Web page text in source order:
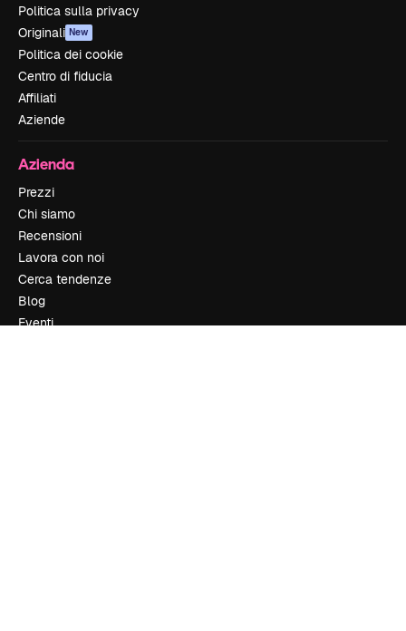
Politica sulla privacy
Originali New
Politica dei cookie
Centro di fiducia
Affiliati
Aziende
Azienda
Prezzi
Chi siamo
Recensioni
Lavora con noi
Cerca tendenze
Blog
Eventi